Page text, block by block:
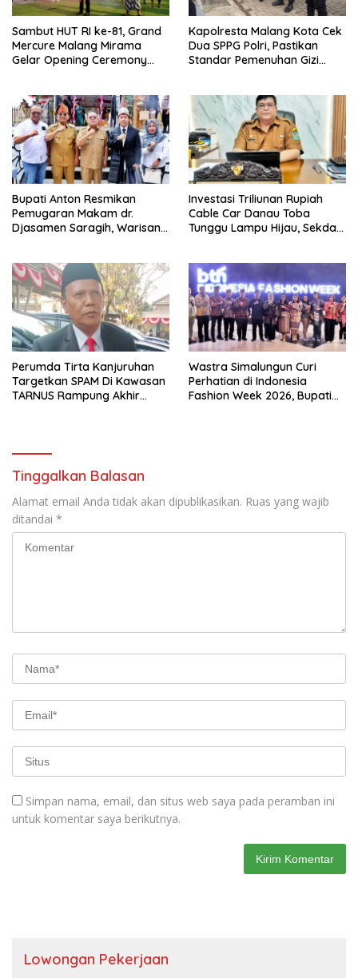
Sambut HUT RI ke-81, Grand
Mercure Malang Mirama
Gelar Opening Ceremony
Kapolresta Malang Kota Cek
Dua SPPG Polri, Pastikan
Standar Pemenuhan Gizi
Bupati Anton Resmikan
Pemugaran Makam dr.
Djasamen Saragih, Warisan
Mendatang
Investasi Triliunan Rupiah
Cable Car Danau Toba
Tunggu Lampu Hijau, Sekda
Perumda Tirta Kanjuruhan
Targetkan SPAM Di Kawasan
TARNUS Rampung Akhir
Wastra Simalungun Curi
Perhatian di Indonesia
Fashion Week 2026, Bupati
Tinggalkan Balasan
Alamat email Anda tidak akan dipublikasikan. Ruas yang wajib
ditandai *
Simpan nama, email, dan situs web saya pada peramban ini
untuk komentar saya berikutnya.
Lowongan Pekerjaan